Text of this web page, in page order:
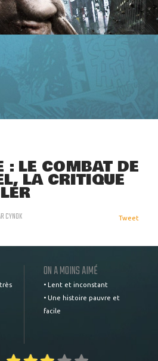
: LE COMBAT DE
LA CRITIQUE
CYNOK Tweet
ON A MOINS AIMÉ
• Lent et inconstant
• Une histoire pauvre et
facile